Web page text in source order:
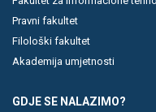
Pravni fakultet
Filološki fakultet
Akademija umjetnosti
GDJE SE NALAZIMO?